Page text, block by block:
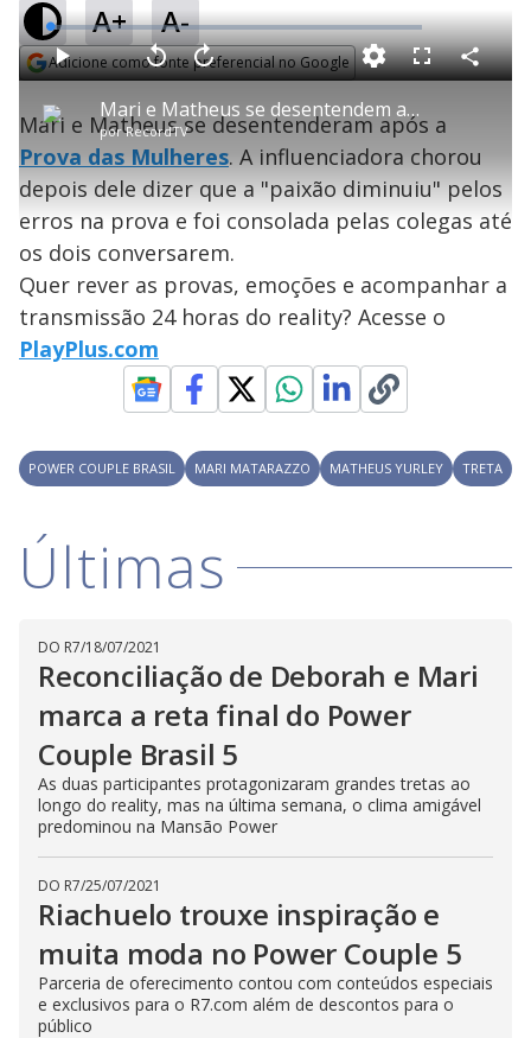
A+ A-
Adicione como fonte preferencial no Google
P
l
a
y
V
i
d
o
Mari e Matheus se desentendem após Prova das Mulheres - Power Couple Brasil 5
porRecordTV
P V
a
r
0
s
e
g
n
d
s
A
a
n
ç
a
1
0
s
e
u
n
o
s
M
u
L
o
a
d
e
:
1
.
9
7
%
F
s
c
r
e
n
C
o
i
l
h
a
Mari e Matheus se desentenderam após a
Prova das Mulheres. A influenciadora chorou
depois dele dizer que a "paixão diminuiu" pelos
erros na prova e foi consolada pelas colegas até
os dois conversarem.
Quer rever as provas, emoções e acompanhar a
transmissão 24 horas do reality? Acesse o
PlayPlus.com
POWER COUPLE BRASIL MARI MATARAZZO MATHEUS YURLEY TRETA
Últimas
DO R7/18/07/2021
Reconciliação de Deborah e Mari
marca a reta final do Power
Couple Brasil 5
As duas participantes protagonizaram grandes tretas ao
longo do reality, mas na última semana, o clima amigável
predominou na Mansão Power
DO R7/25/07/2021
Riachuelo trouxe inspiração e
muita moda no Power Couple 5
Parceria de oferecimento contou com conteúdos especiais
e exclusivos para o R7.com além de descontos para o
público